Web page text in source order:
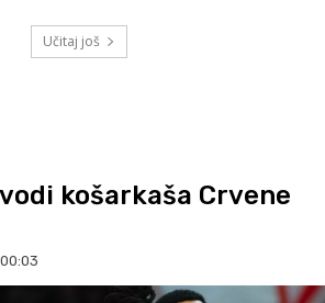
Učitaj još